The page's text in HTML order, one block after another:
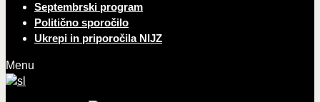
Septembrski program
Politično sporočilo
Ukrepi in priporočila NIJZ
Menu